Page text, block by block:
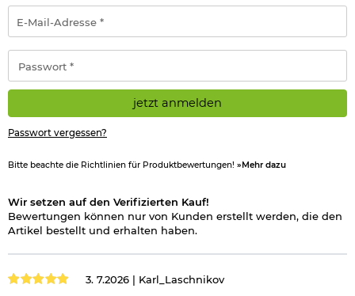
erweitert die Einsatzmöglichkeiten des Holsters zusätzlich.
Das Romantac Universalholster im Modern-Design bietet eine
zuverlässige Aufnahme für zahlreiche Full-Size- und Compact-
Pistolen. Dank der offenen Bauweise können neben Modellen
mit Standardvisierung auch Pistolen mit Rotpunktvisieren (Red
Dot Sights) oder erhöhten Visierungen (High Sights) verwendet
werden. Dadurch eignet sich das Holster auch ideal für
moderne Pistolenkonfigurationen.
Ob für den Schießsport, regelmäßige Trainingseinheiten, den
Pistolenmodelle - das Romantac Universalholster überzeugt
durch seine vielseitigen Einsatzmöglichkeiten, die sichere
Waffenaufnahme sowie die robuste und praxisorientierte
Mail-
Adresse
*
jetzt anmelden
Passwort vergessen?
Bitte beachte die Richtlinien für Produktbewertungen! »Mehr dazu
Wir setzen auf den Verifizierten Kauf!
Bewertungen können nur von Kunden erstellt werden, die den
Artikel bestellt und erhalten haben.
3. 7.2026 | Karl_Laschnikov